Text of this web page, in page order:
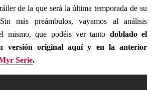
de la que será la última temporada de su
más preámbulos, vayamos al análisis
mismo, que podéis ver tanto doblado el
versión original aquí y en la anterior
Serie.